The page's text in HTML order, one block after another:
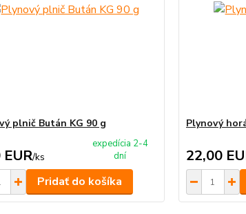
plnič Bután KG 90 g
/ks
expedícia 2-4
dní
Pridať do košíka
Plynový
22,00